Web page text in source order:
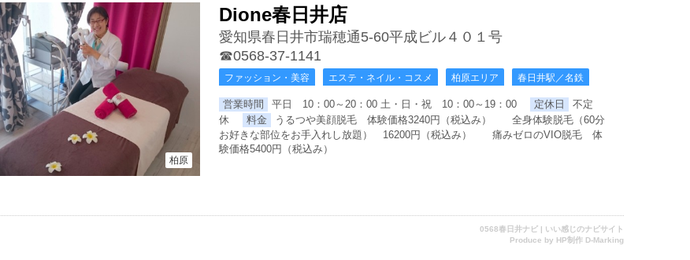
柏原
Dione春日井店
愛知県春日井市瑞穂通5-60平成ビル４０１号
☎0568-37-1141
ファッション・美容 エステ・ネイル・コスメ 柏原エリア 春日井駅／名鉄
営業時間 平日 10：00～20：00 土・日・祝 10：00～19：00 定休日
不定
休
料金
うるつや美顔脱毛 体験価格3240円（税込み） 全身体験脱毛（60分
お好きな部位をお手入れし放題） 16200円（税込み） 痛みゼロのVIO脱毛 体
験価格5400円（税込み）
0568春日井ナビ | いい感じのナビサイト
Produce by HP制作 D-Marking